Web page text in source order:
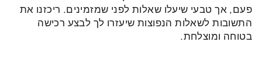
פעם, אך טבעי שיעלו שאלות לפני שמזמינים. ריכזנו את
התשובות לשאלות הנפוצות שיעזרו לך לבצע רכישה
בטוחה ומוצלחת.